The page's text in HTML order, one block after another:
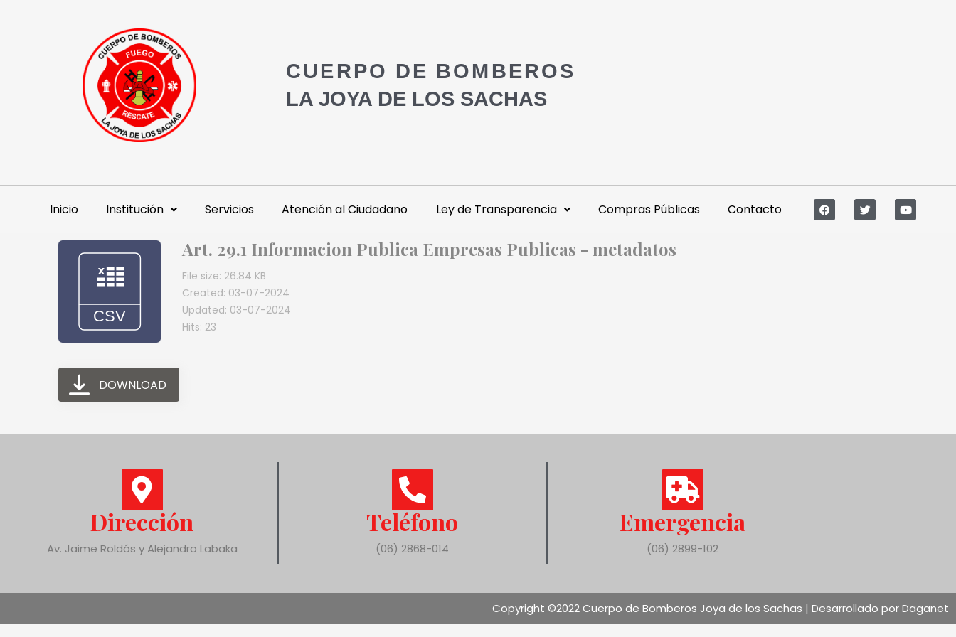
CUERPO DE BOMBEROS
LA JOYA DE LOS SACHAS
Inicio Institución Servicios Atención al Ciudadano Ley de Transparencia Compras Públicas Contacto
Art. 29.1 Informacion Publica Empresas Publicas - metadatos
File size: 26.84 KB
Created: 03-07-2024
Updated: 03-07-2024
Hits: 23
DOWNLOAD
Dirección
Av. Jaime Roldós y Alejandro Labaka
Teléfono
(06) 2868-014
Emergencia
(06) 2899-102
Copyright ©2022 Cuerpo de Bomberos Joya de los Sachas | Desarrollado por Daganet